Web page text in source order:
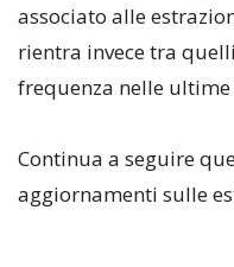
associato alle
rientra invece tra
frequenza nelle
Continua a seguire
aggiornamenti sulle